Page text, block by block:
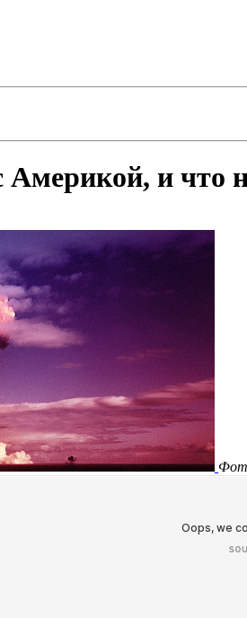
Америкой, и что